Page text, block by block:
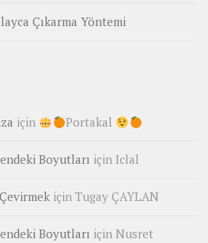
Çıkarma Yöntemi
için Portakal
Boyutları için Iclal
için Tugay ÇAYLAN
Boyutları için Nusret